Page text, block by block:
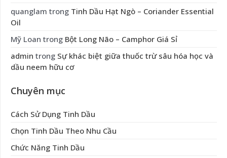
quanglam trong Tinh Dầu Hạt Ngò – Coriander Essential
Oil
Mỹ Loan trong Bột Long Não – Camphor Giá Sỉ
admin trong Sự khác biệt giữa thuốc trừ sâu hóa học và
dầu neem hữu cơ
Chuyên mục
Cách Sử Dụng Tinh Dầu
Chọn Tinh Dầu Theo Nhu Cầu
Chức Năng Tinh Dầu